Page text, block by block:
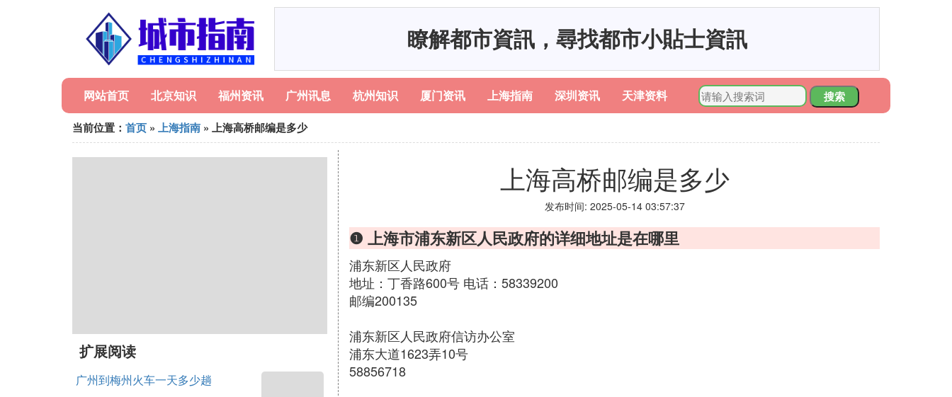
瞭解都市資訊，尋找都市小貼士資訊
网站首页 北京知识 福州资讯 广州讯息 杭州知识 厦门资讯 上海指南 深圳资讯 天津资料
搜索
当前位置： 首页 » 上海指南 » 上海高桥邮编是多少
扩展阅读
广州到梅州火车一天多少趟
上海高桥邮编是多少
发布时间: 2025-05-14 03:57:37
❶ 上海市浦东新区人民政府的详细地址是在哪里
浦东新区人民政府
地址：丁香路600号 电话：58339200
邮编200135
浦东新区人民政府信访办公室
浦东大道1623弄10号
58856718